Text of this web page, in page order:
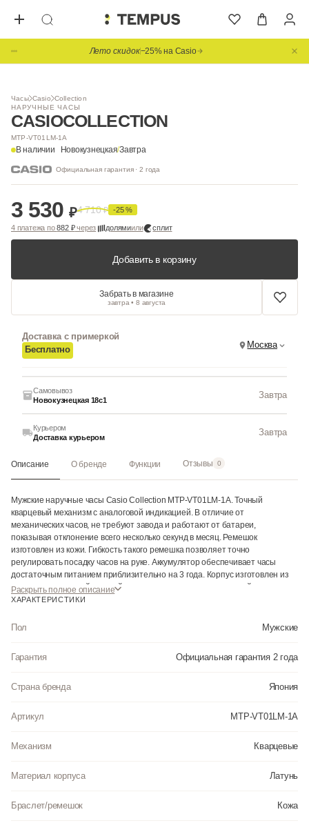
Лето скидок−25% на Casio
Часы Casio Collection
НАРУЧНЫЕ ЧАСЫ
CASIOCOLLECTION
MTP-VT01LM-1A
В наличии Новокузнецкая/Завтра
Официальная гарантия · 2 года
1/ 3
3 530 ₽4 710₽ -25 %
4 платежа по882 ₽через долямиили сплит
Добавить в корзину
Забрать в магазине
завтра • 8 августа
Доставка с примеркой
Бесплатно
Москва
Самовывоз
Новокузнецкая 18с1
Завтра
Курьером
Доставка курьером
Завтра
Описание О бренде Функции Отзывы 0
Мужские наручные часы Casio Collection MTP-VT01LM-1A. Точный
кварцевый механизм с аналоговой индикацией. В отличие от
механических часов, не требуют завода и работают от батареи,
показывая отклонение всего несколько секунд в месяц. Ремешок
изготовлен из кожи. Гибкость такого ремешка позволяет точно
регулировать посадку часов на руке. Аккумулятор обеспечивает часы
достаточным питанием приблизительно на 3 года. Корпус изготовлен из
высококачественной часовой латуни с высокими антикоррозийными
свойствами. Прочное, устойчивое к царапинам минеральное стекло
до 3 Бар. Цвет корпуса: Серебристый. Цвет циферблата: Черный. Высота
Инструкция к Casio MTP-VT01LM-1A на русском языке
Раскрыть полное описание
ХАРАКТЕРИСТИКИ
Пол Мужские
Гарантия Официальная гарантия 2 года
Страна бренда Япония
Артикул MTP-VT01LM-1A
Механизм Кварцевые
Материал корпуса Латунь
Браслет/ремешок Кожа